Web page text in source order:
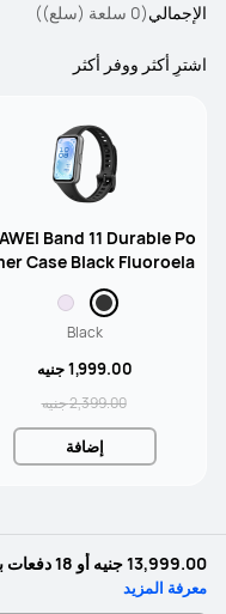
الإجمالي(0 سلعة (سلع))
اشترِ أكثر ووفر أكثر
Band 11 Durable Po
Case Black Fluoroela
stomer Strap
Black
1,999.00 جنيه
2,399.00 جنيه
إضافة
13,999.00 جنيه
معرفة المزيد